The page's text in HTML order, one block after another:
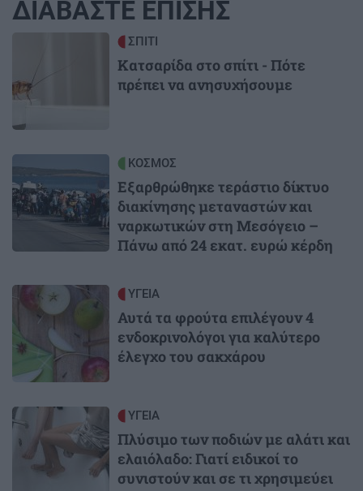
ΔΙΑΒΑΣΤΕ ΕΠΙΣΗΣ
ΣΠΙΤΙ
Κατσαρίδα στο σπίτι - Πότε
πρέπει να ανησυχήσουμε
ΚΟΣΜΟΣ
Εξαρθρώθηκε τεράστιο δίκτυο
διακίνησης μεταναστών και
ναρκωτικών στη Μεσόγειο –
Πάνω από 24 εκατ. ευρώ κέρδη
Image ΥΓΕΙΑ
Αυτά τα φρούτα επιλέγουν 4
ενδοκρινολόγοι για καλύτερο
έλεγχο του σακχάρου
Image ΥΓΕΙΑ
Πλύσιμο των ποδιών με αλάτι και
ελαιόλαδο: Γιατί ειδικοί το
συνιστούν και σε τι χρησιμεύει